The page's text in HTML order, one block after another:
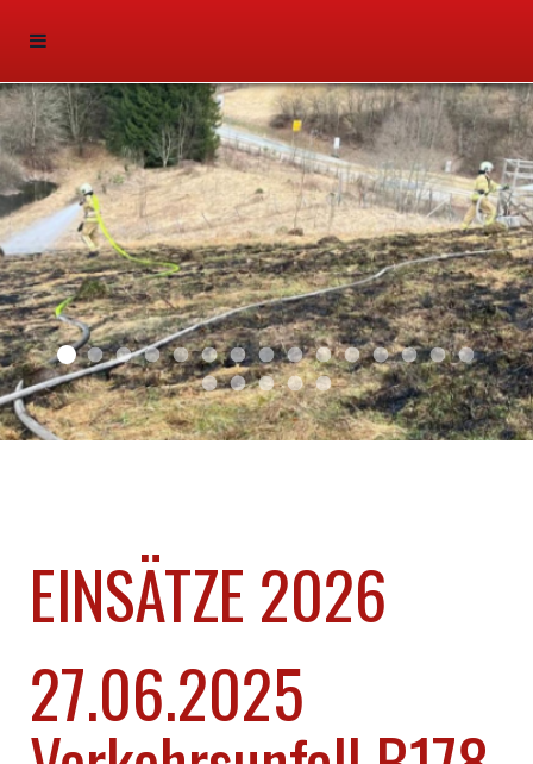
2026 01
2025 032025 022025 012024 042024 032024 022024 012023 032023 022023 012021 032021 012019 022019 01
Sliderfoto
2018 022018 032018 012016 05
EINSÄTZE 2026
27.06.2025